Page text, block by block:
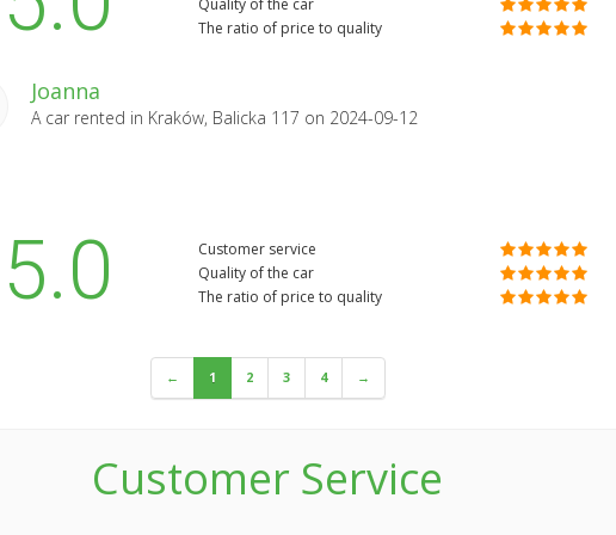
The ratio of price to quality
Joanna
A car rented in Kraków, Balicka 117 on 2024-09-12
5.0
Customer service
Quality of the car
The ratio of price to quality
← 1 2 3 4 →
Customer Service